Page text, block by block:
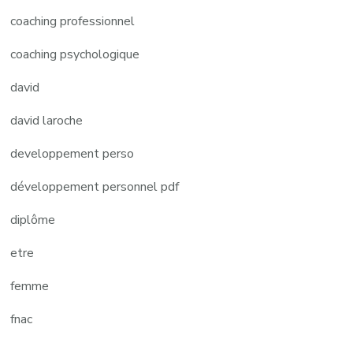
coaching professionnel
coaching psychologique
david
david laroche
developpement perso
développement personnel pdf
diplôme
etre
femme
fnac